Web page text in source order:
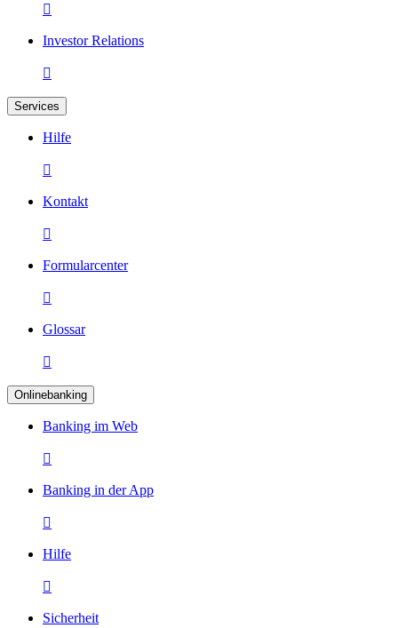

Investor Relations

Services
Hilfe

Kontakt

Formularcenter

Glossar

Onlinebanking
Banking im Web

Banking in der App

Hilfe

Sicherheit